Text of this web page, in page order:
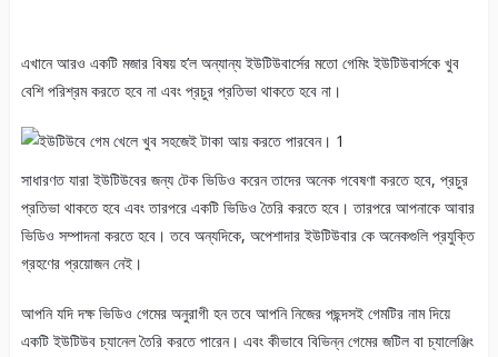
এখানে আরও একটি মজার বিষয় হ’ল অন্যান্য ইউটিউবার্সের মতো গেমিং ইউটিউবার্সকে খুব
বেশি পরিশ্রম করতে হবে না এবং প্রচুর প্রতিভা থাকতে হবে না।
সাধারণত যারা ইউটিউবের জন্য টেক ভিডিও করেন তাদের অনেক গবেষণা করতে হবে, প্রচুর
প্রতিভা থাকতে হবে এবং তারপরে একটি ভিডিও তৈরি করতে হবে। তারপরে আপনাকে আবার
ভিডিও সম্পাদনা করতে হবে। তবে অন্যদিকে, অপেশাদার ইউটিউবার কে অনেকগুলি প্রযুক্তি
গ্রহণের প্রয়োজন নেই।
আপনি যদি দক্ষ ভিডিও গেমের অনুরাগী হন তবে আপনি নিজের পছন্দসই গেমটির নাম দিয়ে
একটি ইউটিউব চ্যানেল তৈরি করতে পারেন। এবং কীভাবে বিভিন্ন গেমের জটিল বা চ্যালেঞ্জিং